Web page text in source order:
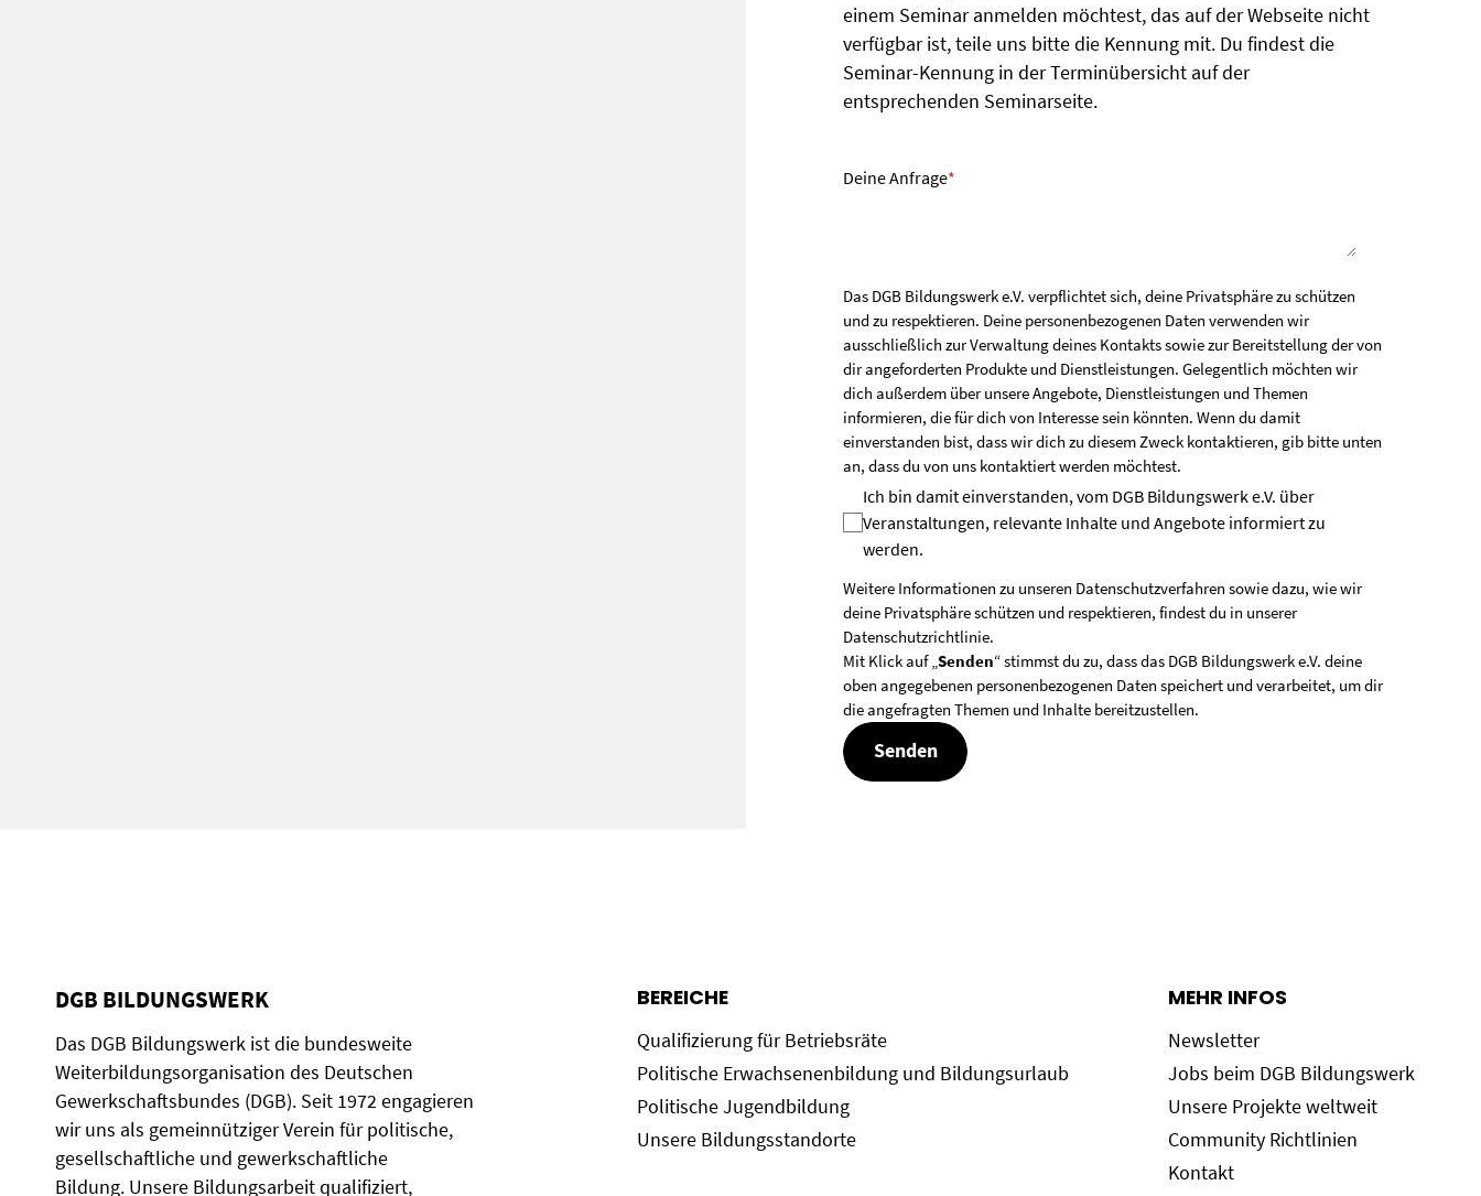
einem Seminar anmelden möchtest, das auf der Webseite nicht
verfügbar ist, teile uns bitte die Kennung mit. Du findest die
Seminar-Kennung in der Terminübersicht auf der
entsprechenden Seminarseite.
Deine Anfrage*
Das DGB Bildungswerk e.V. verpflichtet sich, deine Privatsphäre zu schützen
und zu respektieren. Deine personenbezogenen Daten verwenden wir
ausschließlich zur Verwaltung deines Kontakts sowie zur Bereitstellung der von
dir angeforderten Produkte und Dienstleistungen. Gelegentlich möchten wir
dich außerdem über unsere Angebote, Dienstleistungen und Themen
informieren, die für dich von Interesse sein könnten. Wenn du damit
einverstanden bist, dass wir dich zu diesem Zweck kontaktieren, gib bitte unten
an, dass du von uns kontaktiert werden möchtest.
Ich bin damit einverstanden, vom DGB Bildungswerk e.V. über
Veranstaltungen, relevante Inhalte und Angebote informiert zu
werden.
Weitere Informationen zu unseren Datenschutzverfahren sowie dazu, wie wir
deine Privatsphäre schützen und respektieren, findest du in unserer
Datenschutzrichtlinie.
Mit Klick auf „Senden“ stimmst du zu, dass das DGB Bildungswerk e.V. deine
oben angegebenen personenbezogenen Daten speichert und verarbeitet, um dir
die angefragten Themen und Inhalte bereitzustellen.
DGB BILDUNGSWERK
Das DGB Bildungswerk ist die bundesweite
Weiterbildungsorganisation des Deutschen
Gewerkschaftsbundes (DGB). Seit 1972 engagieren
wir uns als gemeinnütziger Verein für politische,
gesellschaftliche und gewerkschaftliche
Bildung. Unsere Bildungsarbeit qualifiziert,
BEREICHE
Qualifizierung für Betriebsräte
Politische Erwachsenenbildung und Bildungsurlaub
Politische Jugendbildung
Unsere Bildungsstandorte
MEHR INFOS
Newsletter
Jobs beim DGB Bildungswerk
Unsere Projekte weltweit
Community Richtlinien
Kontakt